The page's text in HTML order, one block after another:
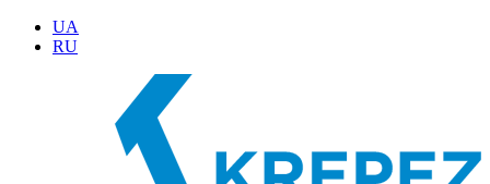
UA
RU